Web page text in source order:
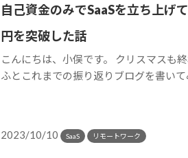
自己資金のみでSaaSを立ち上げ
円を突破した話
こんにちは、小俣です。 クリスマスも
ふとこれまでの振り返りブログを書いて
2023/10/10 SaaS リモートワーク